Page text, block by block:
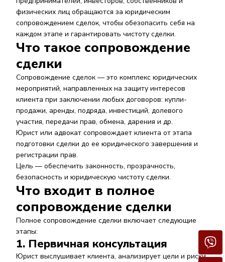
физических лиц обращаются за юридическим
сопровождением сделок, чтобы обезопасить себя на
каждом этапе и гарантировать чистоту сделки.
Что такое сопровождение
сделки
Сопровождение сделок — это комплекс юридических
мероприятий, направленных на защиту интересов
клиента при заключении любых договоров: купли-
продажи, аренды, подряда, инвестиций, долевого
участия, передачи прав, обмена, дарения и др.
Юрист или адвокат сопровождает клиента от этапа
подготовки сделки до ее юридического завершения и
регистрации прав.
Цель — обеспечить законность, прозрачность,
безопасность и юридическую чистоту сделки.
Что входит в полное
сопровождение сделки
Полное сопровождение сделки включает следующие
этапы:
1. Первичная консультация
Юрист выслушивает клиента, анализирует цели и риски,